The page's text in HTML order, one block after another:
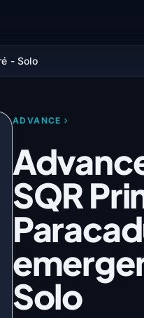
- Solo
ADVANCE
SQR
Solo